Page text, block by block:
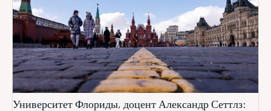
Университет Флориды, доцент Александр Сеттлз: